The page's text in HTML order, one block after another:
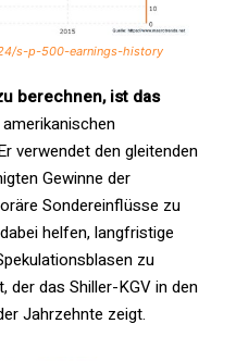
s-p-500-earnings-history
berechnen, ist das
verwendet den gleitenden
Gewinne der
Sondereinflüsse zu
helfen, langfristige
zu
der das Shiller-KGV in den
Jahrzehnte zeigt.